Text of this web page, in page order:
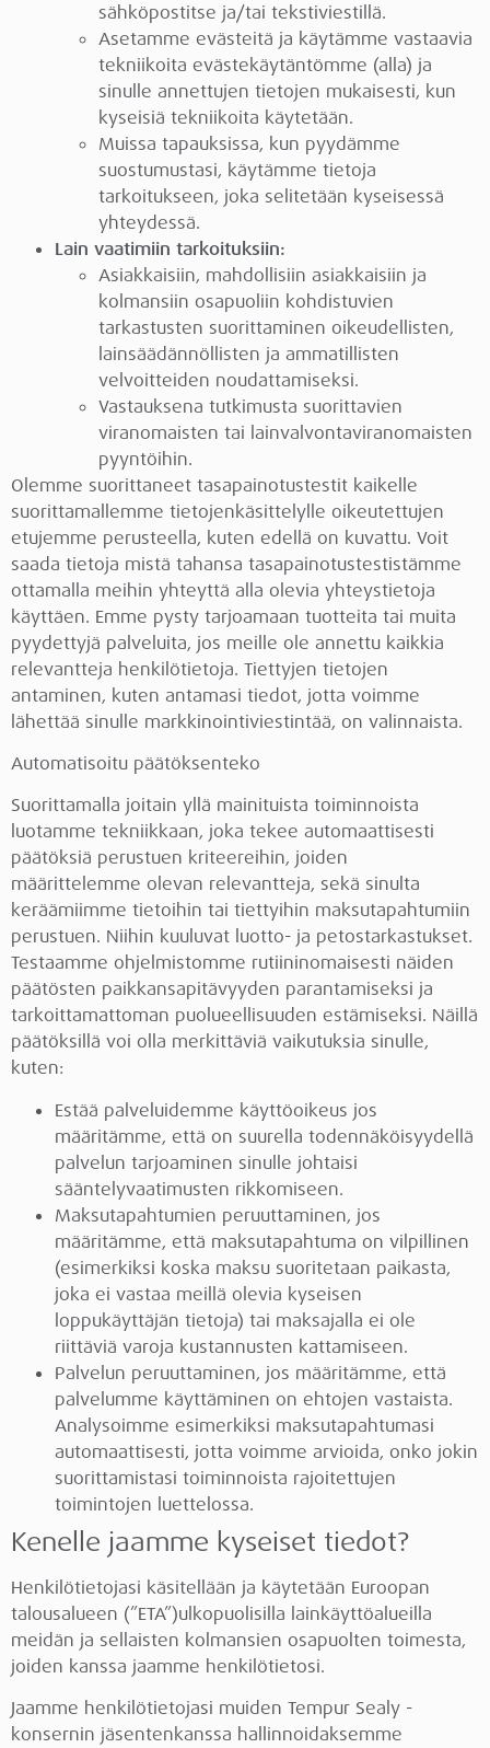
sähköpostitse ja/tai tekstiviestillä.
Asetamme evästeitä ja käytämme vastaavia
tekniikoita evästekäytäntömme (alla) ja
sinulle annettujen tietojen mukaisesti, kun
kyseisiä tekniikoita käytetään.
Muissa tapauksissa, kun pyydämme
suostumustasi, käytämme tietoja
tarkoitukseen, joka selitetään kyseisessä
yhteydessä.
Lain vaatimiin tarkoituksiin:
Asiakkaisiin, mahdollisiin asiakkaisiin ja
kolmansiin osapuoliin kohdistuvien
tarkastusten suorittaminen oikeudellisten,
lainsäädännöllisten ja ammatillisten
velvoitteiden noudattamiseksi.
Vastauksena tutkimusta suorittavien
viranomaisten tai lainvalvontaviranomaisten
pyyntöihin.
Olemme suorittaneet tasapainotustestit kaikelle
suorittamallemme tietojenkäsittelylle oikeutettujen
etujemme perusteella, kuten edellä on kuvattu. Voit
saada tietoja mistä tahansa tasapainotustestistämme
ottamalla meihin yhteyttä alla olevia yhteystietoja
käyttäen. Emme pysty tarjoamaan tuotteita tai muita
pyydettyjä palveluita, jos meille ole annettu kaikkia
relevantteja henkilötietoja. Tiettyjen tietojen
antaminen, kuten antamasi tiedot, jotta voimme
lähettää sinulle markkinointiviestintää, on valinnaista.
Automatisoitu päätöksenteko
Suorittamalla joitain yllä mainituista toiminnoista
luotamme tekniikkaan, joka tekee automaattisesti
päätöksiä perustuen kriteereihin, joiden
määrittelemme olevan relevantteja, sekä sinulta
keräämiimme tietoihin tai tiettyihin maksutapahtumiin
perustuen. Niihin kuuluvat luotto- ja petostarkastukset.
Testaamme ohjelmistomme rutiininomaisesti näiden
päätösten paikkansapitävyyden parantamiseksi ja
tarkoittamattoman puolueellisuuden estämiseksi. Näillä
päätöksillä voi olla merkittäviä vaikutuksia sinulle,
kuten:
Estää palveluidemme käyttöoikeus jos
määritämme, että on suurella todennäköisyydellä
palvelun tarjoaminen sinulle johtaisi
sääntelyvaatimusten rikkomiseen.
Maksutapahtumien peruuttaminen, jos
määritämme, että maksutapahtuma on vilpillinen
(esimerkiksi koska maksu suoritetaan paikasta,
joka ei vastaa meillä olevia kyseisen
loppukäyttäjän tietoja) tai maksajalla ei ole
riittäviä varoja kustannusten kattamiseen.
Palvelun peruuttaminen, jos määritämme, että
palvelumme käyttäminen on ehtojen vastaista.
Analysoimme esimerkiksi maksutapahtumasi
automaattisesti, jotta voimme arvioida, onko jokin
suorittamistasi toiminnoista rajoitettujen
toimintojen luettelossa.
Kenelle jaamme kyseiset tiedot?
Henkilötietojasi käsitellään ja käytetään Euroopan
talousalueen (”ETA”)ulkopuolisilla lainkäyttöalueilla
meidän ja sellaisten kolmansien osapuolten toimesta,
joiden kanssa jaamme henkilötietosi.
Jaamme henkilötietojasi muiden Tempur Sealy -
konsernin jäsentenkanssa hallinnoidaksemme